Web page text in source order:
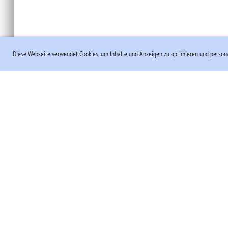
Diese Webseite verwendet Cookies, um Inhalte und Anzeigen zu optimieren und